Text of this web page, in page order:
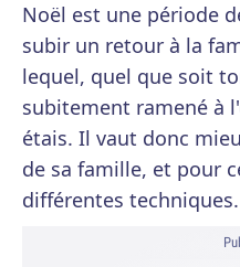
Noël est une période
subir un retour à la
lequel, quel que soit
subitement ramené à
étais. Il vaut donc
de sa famille, et pour
différentes techniques.